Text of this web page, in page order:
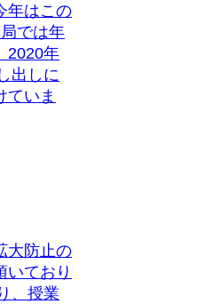
年はこの
では年
2020年
出しに
ていま
大防止の
いており
、授業